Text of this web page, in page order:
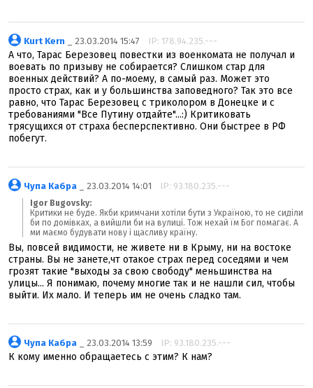
Kurt Kern _ 23.03.2014 15:47 IP: 178.94.235.---
А что, Тарас Березовец повестки из военкомата не получал и
воевать по призыву не собирается? Слишком стар для
военных действий? А по-моему, в самый раз. Может это
просто страх, как и у большинства заповедного? Так это все
равно, что Тарас Березовец с триколором в Донецке и с
требованиями "Все Путину отдайте"...:) Критиковать
трясущихся от страха бесперспективно. Они быстрее в РФ
побегут.
Чупа Кабра _ 23.03.2014 14:01 IP: 93.180.235.---
Igor Bugovsky:
Критики не буде. Якби кримчани хотіли бути з Україною, то не сиділи
би по домівках, а вийшли би на вулиці. Тож нехай їм Бог помагає. А
ми маємо будувати нову і щасливу країну.
Вы, повсей видимости, не живете ни в Крыму, ни на востоке
страны. Вы не занете,чт отакое страх перед соседями и чем
грозят такие "выходы за свою свободу" меньшинства на
улицы... Я понимаю, почему многие так и не нашли сил, чтобы
выйти. Их мало. И теперь им не очень сладко там.
Чупа Кабра _ 23.03.2014 13:59 IP: 93.180.235.---
К кому именно обращаетесь с этим? К нам?